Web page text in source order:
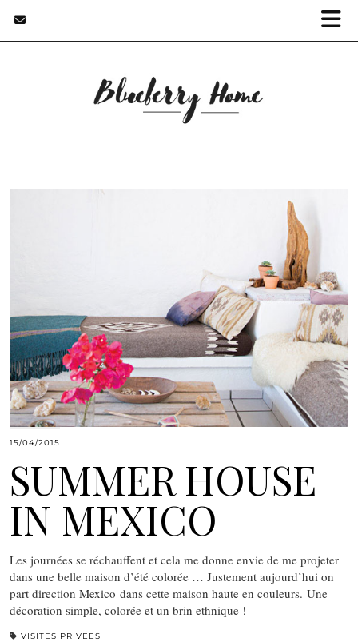
15/04/2015
SUMMER HOUSE
IN MEXICO
Les journées se réchauffent et cela me donne envie de me projeter
dans une belle maison d’été colorée … Justement aujourd’hui on
part direction Mexico dans cette maison haute en couleurs. Une
décoration simple, colorée et un brin ethnique !
VISITES PRIVÉES